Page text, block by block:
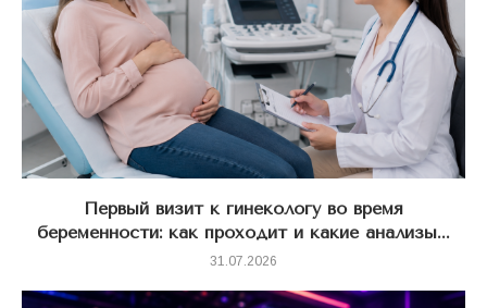
Первый визит к гинекологу во время
беременности: как проходит и какие анализы...
31.07.2026